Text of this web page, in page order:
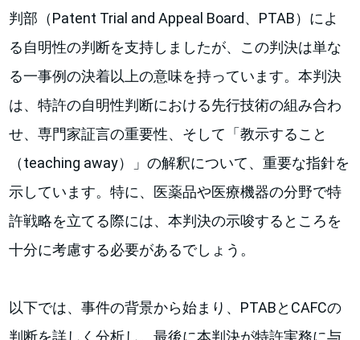
判部（Patent Trial and Appeal Board、PTAB）によ
る自明性の判断を支持しましたが、この判決は単な
る一事例の決着以上の意味を持っています。本判決
は、特許の自明性判断における先行技術の組み合わ
せ、専門家証言の重要性、そして「教示すること
（teaching away）」の解釈について、重要な指針を
示しています。特に、医薬品や医療機器の分野で特
許戦略を立てる際には、本判決の示唆するところを
十分に考慮する必要があるでしょう。
以下では、事件の背景から始まり、PTABとCAFCの
判断を詳しく分析し、最後に本判決が特許実務に与